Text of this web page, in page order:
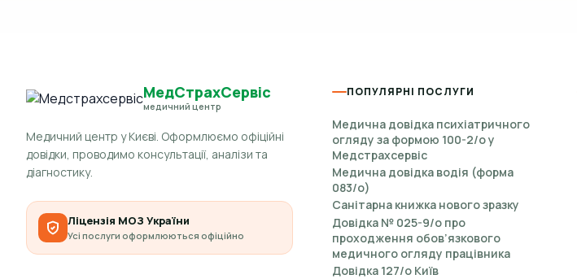
МедСтрахСервіс
медичний центр
Медичний центр у Києві. Оформлюємо офіційні
довідки, проводимо консультації, аналізи та
діагностику.
Ліцензія МОЗ України
Усі послуги оформлюються офіційно
ПОПУЛЯРНІ ПОСЛУГИ
Медична довідка психіатричного
огляду за формою 100-2/о у
Медстрахсервіс
Медична довідка водія (форма
083/о)
Санітарна книжка нового зразку
Довідка № 025-9/о про
проходження обов’язкового
медичного огляду працівника
Довідка 127/о Київ